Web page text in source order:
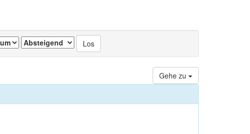
Gehe zu